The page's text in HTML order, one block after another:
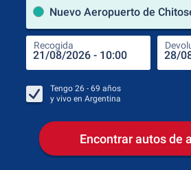
Recogida
Tengo 26 - 69 años
y vivo en Argentina
Encontrar autos de